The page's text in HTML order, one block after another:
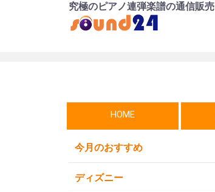
究極のピアノ連弾楽譜の通信販売
HOME
今月のおすすめ
ディズニー